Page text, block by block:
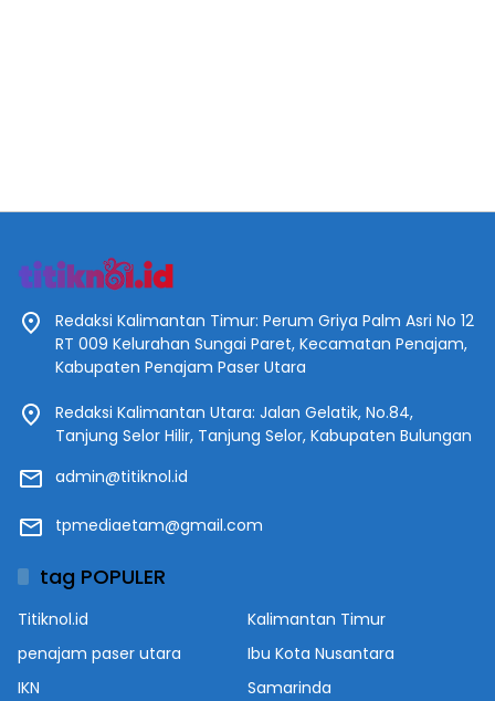
Redaksi Kalimantan Timur: Perum Griya Palm Asri No 12
RT 009 Kelurahan Sungai Paret, Kecamatan Penajam,
Kabupaten Penajam Paser Utara
Redaksi Kalimantan Utara: Jalan Gelatik, No.84,
Tanjung Selor Hilir, Tanjung Selor, Kabupaten Bulungan
admin@titiknol.id
tpmediaetam@gmail.com
tag POPULER
Titiknol.id
Kalimantan Timur
penajam paser utara
Ibu Kota Nusantara
IKN
Samarinda